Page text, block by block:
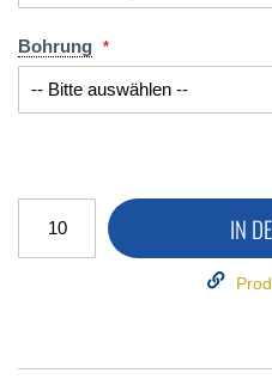
Bohrung
IN